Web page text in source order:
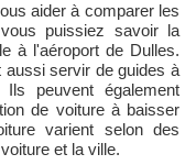
aider à comparer les
puissiez savoir la
à l'aéroport de Dulles.
aussi servir de guides à
peuvent également
de voiture à baisser
varient selon des
et la ville.